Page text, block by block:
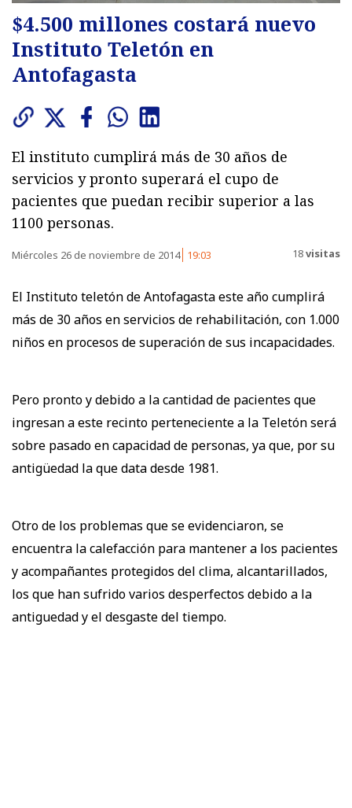
$4.500 millones costará nuevo
Instituto Teletón en
Antofagasta
El instituto cumplirá más de 30 años de
servicios y pronto superará el cupo de
pacientes que puedan recibir superior a las
1100 personas.
Miércoles 26 de noviembre de 2014 19:03 18visitas
El Instituto teletón de Antofagasta este año cumplirá
más de 30 años en servicios de rehabilitación, con 1.000
niños en procesos de superación de sus incapacidades.
Pero pronto y debido a la cantidad de pacientes que
ingresan a este recinto perteneciente a la Teletón será
sobre pasado en capacidad de personas, ya que, por su
antigüedad la que data desde 1981.
Otro de los problemas que se evidenciaron, se
encuentra la calefacción para mantener a los pacientes
y acompañantes protegidos del clima, alcantarillados,
los que han sufrido varios desperfectos debido a la
antiguedad y el desgaste del tiempo.